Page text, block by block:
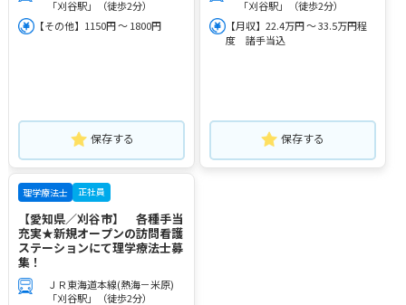
「刈谷駅」（徒歩2分）
【その他】1150円 ～ 1800円
保存する
「刈谷駅」（徒歩2分）
【月収】22.4万円 ～ 33.5万円程
度 諸手当込
保存する
理学療法士 正社員
【愛知県／刈谷市】 各種手当
充実★新規オープンの訪問看護
ステーションにて理学療法士募
集！
ＪＲ東海道本線(熱海－米原)
「刈谷駅」（徒歩2分）